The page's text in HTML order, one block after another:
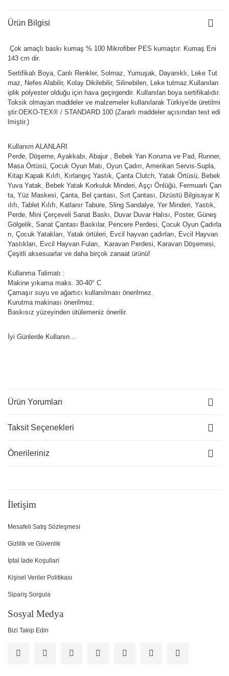
Ürün Bilgisi
Çok amaçlı baskı kumaş % 100 Mikrofiber PES kumaştır. Kumaş Eni
143 cm dir.
Sertifikalı Boya, Canlı Renkler, Solmaz, Yumuşak, Dayanıklı, Leke Tut
maz, Nefes Alabilir, Kolay Dikilebilir, Silinebilen, Leke tutmaz.Kullanılan
iplik polyester olduğu için hava geçirgendir. Kullanılan boya sertifikalıdır.
Toksik olmayan maddeler ve malzemeler kullanılarak Türkiye'de üretilmi
ştir.OEKO-TEX® / STANDARD 100 (Zararlı maddeler açısından test edi
lmiştir.)
Kullanım ALANLARI
Perde, Döşeme, Ayakkabı, Abajur , Bebek Yan Koruma ve Pad, Runner,
Masa Örtüsü, Çocuk Oyun Matı, Oyun Çadırı, Amerikan Servis-Supla,
Kitap Kapak Kılıfı, Kırlangıç Yastık, Çanta Clutch, Yatak Örtüsü, Bebek
Yuva Yatak, Bebek Yatak Korkuluk Minderi, Aşçı Önlüğü, Fermuarlı Çan
ta, Yüz Maskesi, Çanta, Bel çantası, Sırt Çantası, Dizüstü Bilgisayar K
ılıfı, Tablet Kılıfı, Katlanır Tabure, Sling Sandalye, Yer Minderi, Yastık,
Perde, Mini Çerçeveli Sanat Baskı, Duvar Duvar Halısı, Poster, Güneş
Gölgelik, Sanat Çantası Baskılar, Pencere Perdesi, Çocuk Oyun Çadırla
rı, Çocuk Yatakları, Yatak örtüleri, Evcil hayvan çadırları, Evcil Hayvan
Yastıkları, Evcil Hayvan Fuları, Karavan Perdesi, Karavan Döşemesi,
Çeşitli aksesuarlar ve daha birçok zanaat ürünü!
Kullanma Talimatı :
Makine yıkama maks. 30-40° C
Çamaşır suyu ve ağartıcı kullanılması önerilmez.
Kurutma makinası önerilmez.
Baskısız yüzeyinden ütülemeniz önerilir.
İyi Günlerde Kullanın...
Ürün Yorumları
Taksit Seçenekleri
Önerileriniz
İletişim
Mesafeli Satış Sözleşmesi
Gizlilik ve Güvenlik
İptal İade Koşullari
Kişisel Veriler Politikası
Sipariş Sorgula
Sosyal Medya
Bizi Takip Edin